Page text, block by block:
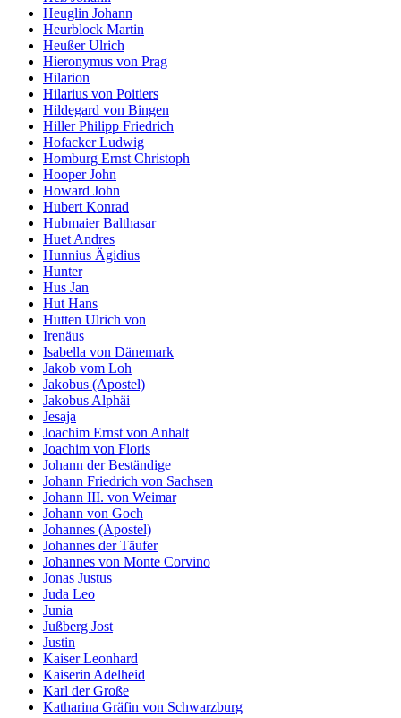
Heuglin Johann
Heurblock Martin
Heußer Ulrich
Hieronymus von Prag
Hilarion
Hilarius von Poitiers
Hildegard von Bingen
Hiller Philipp Friedrich
Hofacker Ludwig
Homburg Ernst Christoph
Hooper John
Howard John
Hubert Konrad
Hubmaier Balthasar
Huet Andres
Hunnius Ägidius
Hunter
Hus Jan
Hut Hans
Hutten Ulrich von
Irenäus
Isabella von Dänemark
Jakob vom Loh
Jakobus (Apostel)
Jakobus Alphäi
Jesaja
Joachim Ernst von Anhalt
Joachim von Floris
Johann der Beständige
Johann Friedrich von Sachsen
Johann III. von Weimar
Johann von Goch
Johannes (Apostel)
Johannes der Täufer
Johannes von Monte Corvino
Jonas Justus
Juda Leo
Junia
Jußberg Jost
Justin
Kaiser Leonhard
Kaiserin Adelheid
Karl der Große
Katharina Gräfin von Schwarzburg